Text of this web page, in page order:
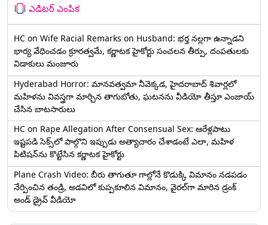
ఎడిటర్ ఎంపిక
HC on Wife Racial Remarks on Husband: భర్త న‌ల్ల‌గా ఉన్నాడ‌ని
భార్య వేధించ‌డం క్రూర‌త్వ‌మే, కర్ణాటక హైకోర్టు సంచలన తీర్పు, దంపతులకు
విడాకులు మంజూరు
Hyderabad Horror: మానవత్వమా నీవెక్కడ, హైదరాబాద్ శివార్లలో
మహిళను వివస్త్రగా మార్చిన తాగుబోతు, ఘటనను వీడియో తీస్తూ ఎంజాయ్
చేసిన బాటసారులు
HC on Rape Allegation After Consensual Sex: ఆరేళ్లపాటు
ఇష్టపడి సెక్స్‌లో పాల్గొని ఇప్పుడు అత్యాచారం చేశాడంటే ఎలా, మహిళ
పిటిషన్‌ను కొట్టేసిన కర్ణాటక హైకోర్టు
Plane Crash Video: బీరు తాగుతూ గాల్లోనే కొడుక్కి విమానం నడపడం
నేర్పించిన తండ్రి, అడవిలో కుప్పకూలిన విమానం, వైరల్‌గా మారిన డ్రంక్‌
అండ్ డ్రైవ్ వీడియో